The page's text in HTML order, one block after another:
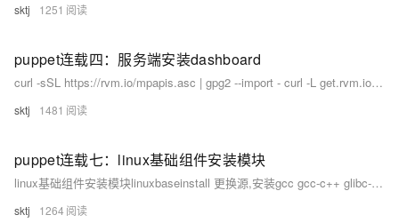
sktj 1251
puppet连载四：服务端安装dashboard
curl -sSL https://rvm.io/mpapis.asc | gpg2 --import - curl -L get.rvm.io | bash -s stable source /etc/profile.
sktj 1481
puppet连载七：linux基础组件安装模块
linux基础组件安装模块linuxbaseinstall 更换源,安装gcc gcc-c++ glibc-devel make ncurses-devel openssl-devel autoconf git mkdir -p /etc/puppet...
sktj 1264